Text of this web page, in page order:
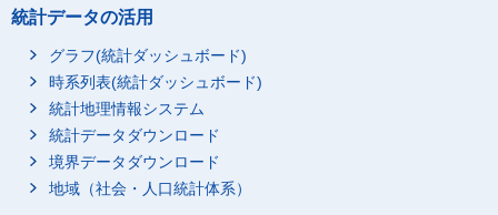
統計データの活用
グラフ(統計ダッシュボード)
時系列表(統計ダッシュボード)
統計地理情報システム
統計データダウンロード
境界データダウンロード
地域（社会・人口統計体系）